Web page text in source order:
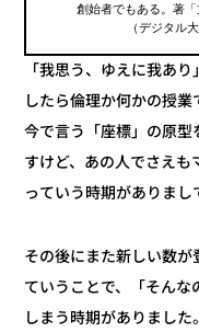
創始者でもある。著「
（デジタル
「我思う、ゆえに我あ
したら倫理か何かの授
今で言う「座標」の原
すけど、あの人でさえ
っていう時期がありまし
その後にまた新しい数
ていうことで、「そん
しまう時期がありました。